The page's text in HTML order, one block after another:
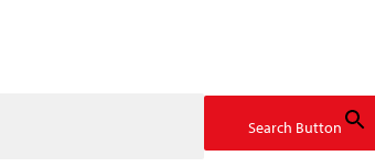
Search Button